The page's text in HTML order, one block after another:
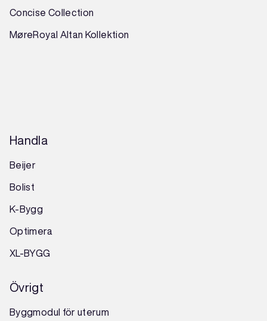
Concise Collection
MøreRoyal Altan Kollektion
Handla
Beijer
Bolist
K-Bygg
Optimera
XL-BYGG
Övrigt
Byggmodul för uterum